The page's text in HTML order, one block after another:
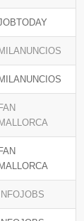
MILANUNCIOS
MILANUNCIOS
FAN
MALLORCA
FAN
MALLORCA
INFOJOBS